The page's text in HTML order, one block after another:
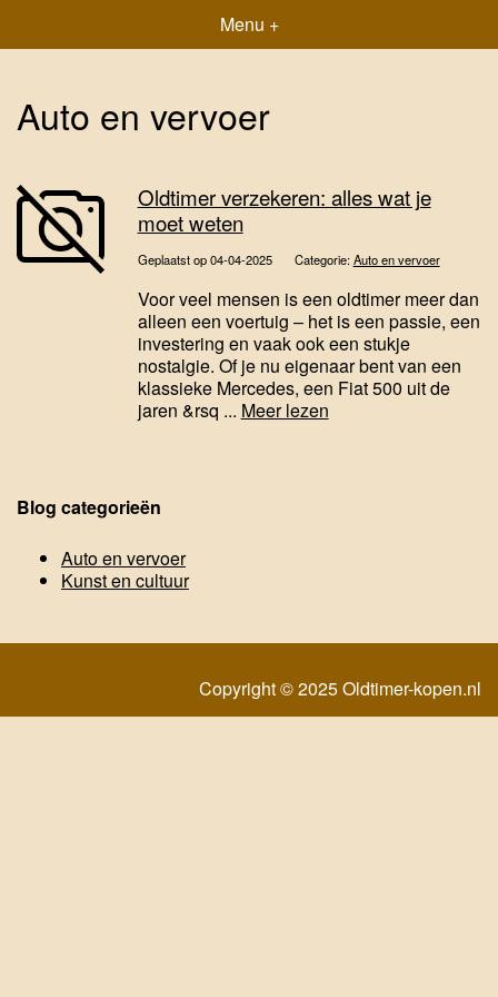
Menu +
Auto en vervoer
Oldtimer verzekeren: alles wat je
moet weten
Geplaatst op 04-04-2025 Categorie:Auto en vervoer
Voor veel mensen is een oldtimer meer dan
alleen een voertuig – het is een passie, een
investering en vaak ook een stukje
nostalgie. Of je nu eigenaar bent van een
klassieke Mercedes, een Fiat 500 uit de
jaren &rsq ... Meer lezen
Blog categorieën
Auto en vervoer
Kunst en cultuur
Copyright © 2025 Oldtimer-kopen.nl